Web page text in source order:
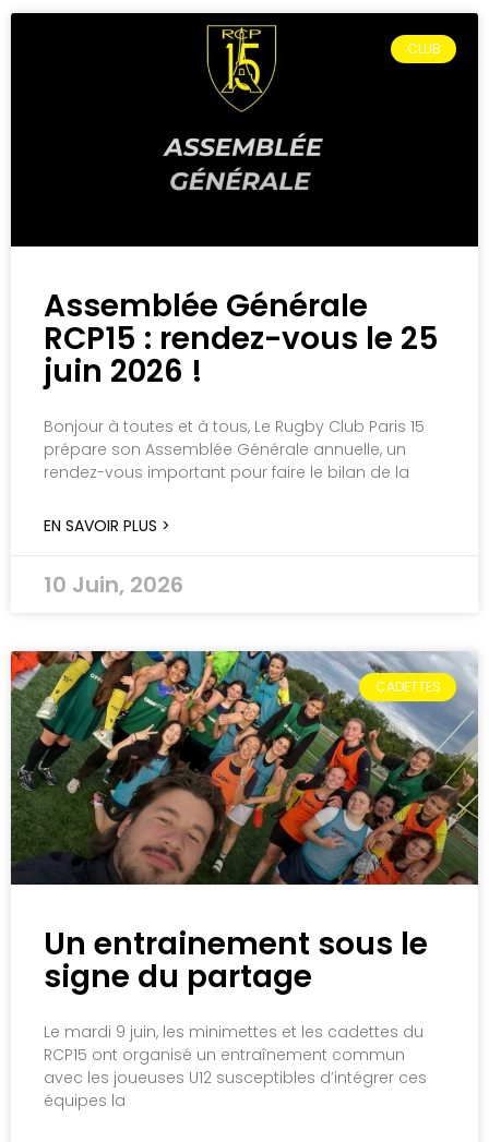
CLUB
Assemblée Générale
RCP15 : rendez-vous le 25
juin 2026 !
Bonjour à toutes et à tous, Le Rugby Club Paris 15
prépare son Assemblée Générale annuelle, un
rendez-vous important pour faire le bilan de la
EN SAVOIR PLUS >
10 Juin, 2026
CADETTES
Un entrainement sous le
signe du partage
Le mardi 9 juin, les minimettes et les cadettes du
RCP15 ont organisé un entraînement commun
avec les joueuses U12 susceptibles d’intégrer ces
équipes la